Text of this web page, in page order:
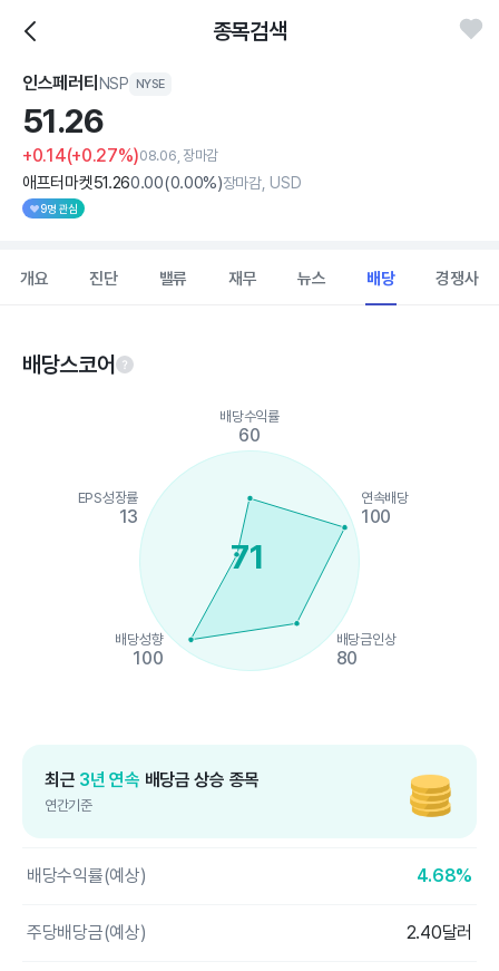
종목검색
인스페러티 NSP NYSE
51.26
+0.14(+0.27%)08.06, 장마감
애프터마켓51.260.00(0.00%)장마감, USD
9명 관심
개요 진단 밸류 재무 뉴스 배당 경쟁사
배당스코어
The chart has 1 X axis displaying categories.
The chart has 1 Y axis displaying values. Data ranges from 13
71
배당수익률
60
연속배당
100
배당금인상
80
배당성향
100
EPS성장률
13
최근 3년 연속 배당금 상승 종목
연간기준
배당수익률(예상) 4.68%
주당배당금(예상) 2.40달러